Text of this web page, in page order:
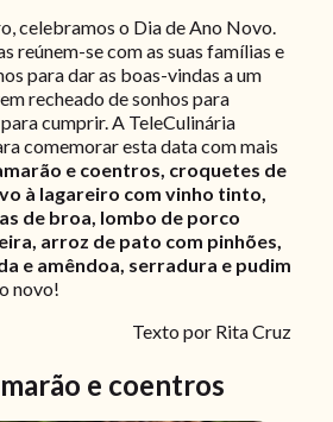
celebramos o Dia de Ano Novo.
reúnem-se com as suas famílias e
para dar as boas-vindas a um
recheado de sonhos para
cumprir. A TeleCulinária
comemorar esta data com mais
e coentros, croquetes de
à lagareiro com vinho tinto,
de broa, lombo de porco
arroz de pato com pinhões,
e amêndoa, serradura e pudim
novo!
Texto por Rita Cruz
e coentros